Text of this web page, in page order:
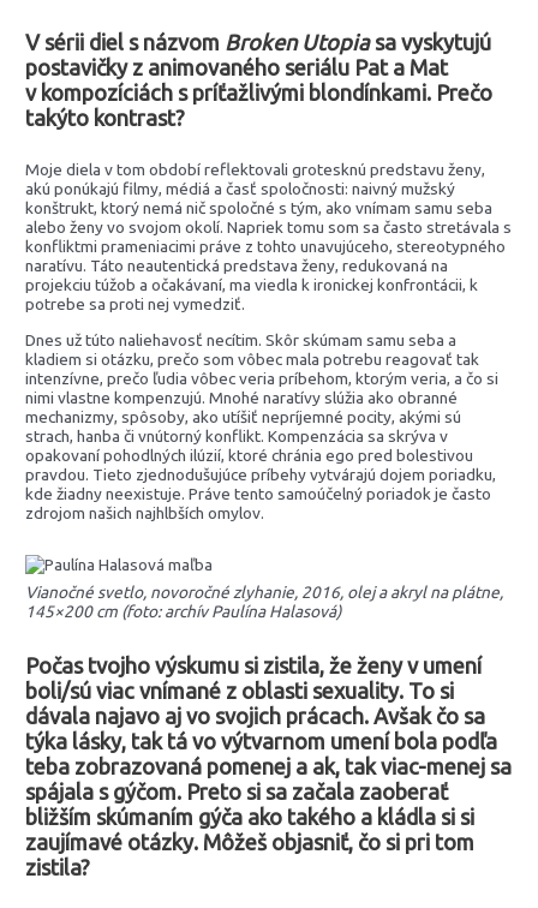
V sérii diel s názvom Broken Utopiasa vyskytujú
postavičky z animovaného seriálu Pat a Mat
v kompozíciách s príťažlivými blondínkami. Prečo
takýto kontrast?
Moje diela v tom období reflektovali grotesknú predstavu ženy,
akú ponúkajú filmy, médiá a časť spoločnosti: naivný mužský
konštrukt, ktorý nemá nič spoločné s tým, ako vnímam samu seba
alebo ženy vo svojom okolí. Napriek tomu som sa často stretávala s
konfliktmi prameniacimi práve z tohto unavujúceho, stereotypného
naratívu. Táto neautentická predstava ženy, redukovaná na
projekciu túžob a očakávaní, ma viedla k ironickej konfrontácii, k
potrebe sa proti nej vymedziť.
Dnes už túto naliehavosť necítim. Skôr skúmam samu seba a
kladiem si otázku, prečo som vôbec mala potrebu reagovať tak
intenzívne, prečo ľudia vôbec veria príbehom, ktorým veria, a čo si
nimi vlastne kompenzujú. Mnohé naratívy slúžia ako obranné
mechanizmy, spôsoby, ako utíšiť nepríjemné pocity, akými sú
strach, hanba či vnútorný konflikt. Kompenzácia sa skrýva v
opakovaní pohodlných ilúzií, ktoré chránia ego pred bolestivou
pravdou. Tieto zjednodušujúce príbehy vytvárajú dojem poriadku,
kde žiadny neexistuje. Práve tento samoúčelný poriadok je často
zdrojom našich najhlbších omylov.
Vianočné svetlo, novoročné zlyhanie, 2016, olej a akryl na plátne,
145×200 cm (foto: archív Paulína Halasová)
Počas tvojho výskumu si zistila, že ženy v umení
boli/sú viac vnímané z oblasti sexuality. To si
dávala najavo aj vo svojich prácach. Avšak čo sa
týka lásky, tak tá vo výtvarnom umení bola podľa
teba zobrazovaná pomenej a ak, tak viac-menej sa
spájala s gýčom. Preto si sa začala zaoberať
bližším skúmaním gýča ako takého a kládla si si
zaujímavé otázky. Môžeš objasniť, čo si pri tom
zistila?